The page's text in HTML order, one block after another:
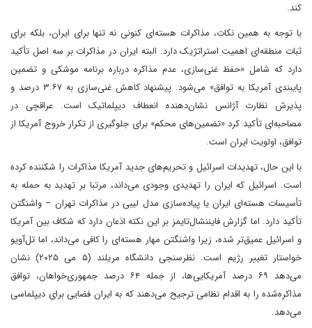
کند.
با توجه به همین نکات، مذاکرات هسته‌ای کنونی نه تنها برای ایران، بلکه برای
ثبات منطقه‌ای اهمیت استراتژیک دارد. البته ایران در مذاکرات بر سه اصل تأکید
دارد که شامل «حفظ غنی‌سازی، عدم مذاکره درباره برنامه موشکی و تضمین
پایبندی آمریکا به توافق» می‌شود. پیشنهاد کاهش غنی‌سازی به ۳.۶۷ درصد و
پذیرش نظارت آژانس نشان‌دهنده انعطاف دیپلماتیک است. عراقچی در
مصاحبه‌ای تأکید کرد «تضمین‌های محکم» برای جلوگیری از تکرار خروج آمریکا از
توافق، اولویت ایران است.
با این حال، تهدیدات اسرائیل و تحریم‌های جدید آمریکا مذاکرات را شکننده کرده
است. اسرائیل که ایران را تهدیدی وجودی می‌داند، مرتبا بر تهدید به حمله به
تأسیسات هسته‌ای ایران یا پیاده‌سازی مدل لیبی در مذاکرات تهران – واشنگتن
تأکید دارد. اما گزارش فایننشال‌تایمز بر این نکته اذعان دارد که شکاف بین آمریکا
و اسرائیل عمیق‌تر شده، زیرا واشنگتن مهار هسته‌ای را کافی می‌داند، اما تل‌آویو
خواستار تغییر رژیم است. نظرسنجی دانشگاه مریلند (۵ می‌ ۲۰۲۵) نشان
می‌دهد ۶۹ درصد آمریکایی‌ها، از جمله ۶۴ درصد جمهوری‌خواهان، توافق
مذاکره‌شده را به اقدام نظامی ترجیح می‌دهند که به ایران فضایی برای دیپلماسی
می‌دهد.